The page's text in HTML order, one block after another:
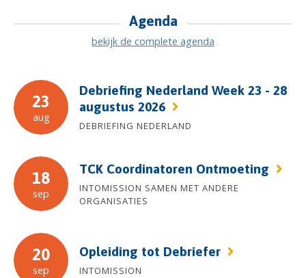
Agenda
bekijk de complete agenda
23
aug
Debriefing Nederland Week 23 - 28
augustus 2026
DEBRIEFING NEDERLAND
18
sep
TCK Coordinatoren Ontmoeting
INTOMISSION SAMEN MET ANDERE
ORGANISATIES
20
sep
Opleiding tot Debriefer
INTOMISSION